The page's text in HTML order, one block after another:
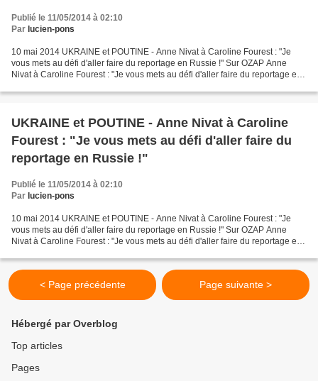
Publié le 11/05/2014 à 02:10
Par lucien-pons
10 mai 2014 UKRAINE et POUTINE - Anne Nivat à Caroline Fourest : "Je
vous mets au défi d'aller faire du reportage en Russie !" Sur OZAP Anne
Nivat à Caroline Fourest : "Je vous mets au défi d'aller faire du reportage en
UKRAINE et POUTINE - Anne Nivat à Caroline
Fourest : "Je vous mets au défi d'aller faire du
reportage en Russie !"
Publié le 11/05/2014 à 02:10
Par lucien-pons
10 mai 2014 UKRAINE et POUTINE - Anne Nivat à Caroline Fourest : "Je
vous mets au défi d'aller faire du reportage en Russie !" Sur OZAP Anne
Nivat à Caroline Fourest : "Je vous mets au défi d'aller faire du reportage en
< Page précédente Page suivante >
Hébergé par Overblog
Top articles
Pages